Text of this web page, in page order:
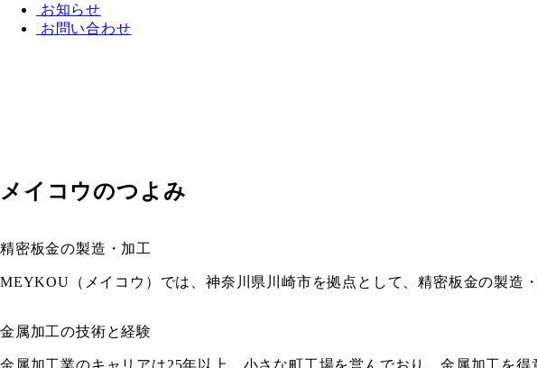
お知らせ
お問い合わせ
メイコウのつよみ
精密板金の製造・加工
MEYKOU（メイコウ）では、神奈川県川崎市を拠点として、精密板金の製造
金属加工の技術と経験
金属加工業のキャリアは25年以上。小さな町工場を営んでおり、金属加工を得